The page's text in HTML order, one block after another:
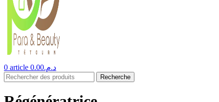
0 article د.م.0.00
Recherche